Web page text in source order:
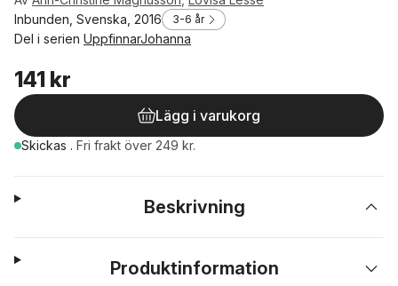
Inbunden, Svenska, 2016
3-6 år
Del i serien UppfinnarJohanna
141 kr
Lägg i varukorg
Skickas . Fri frakt över 249 kr.
Beskrivning
Produktinformation